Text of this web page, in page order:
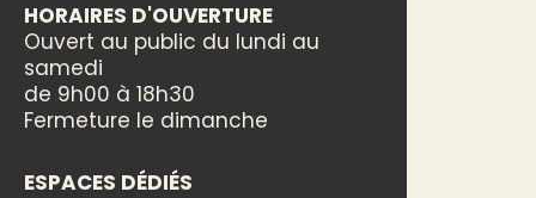
HORAIRES D'OUVERTURE
Ouvert au public du lundi au
samedi
de 9h00 à 18h30
Fermeture le dimanche
ESPACES DÉDIÉS